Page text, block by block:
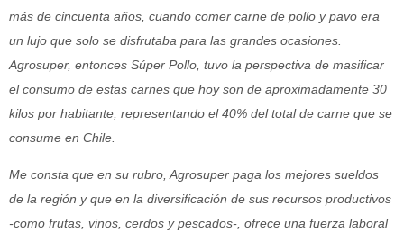
más de cincuenta años, cuando comer carne de pollo y pavo era
un lujo que solo se disfrutaba para las grandes ocasiones.
Agrosuper, entonces Súper Pollo, tuvo la perspectiva de masificar
el consumo de estas carnes que hoy son de aproximadamente 30
kilos por habitante, representando el 40% del total de carne que se
consume en Chile.
Me consta que en su rubro, Agrosuper paga los mejores sueldos
de la región y que en la diversificación de sus recursos productivos
-como frutas, vinos, cerdos y pescados-, ofrece una fuerza laboral